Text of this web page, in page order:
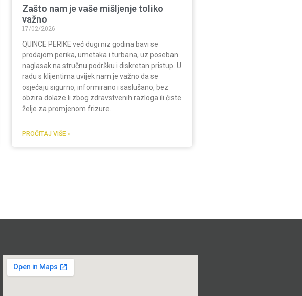
Zašto nam je vaše mišljenje toliko
važno
17/02/2026
QUINCE PERIKE već dugi niz godina bavi se
prodajom perika, umetaka i turbana, uz poseban
naglasak na stručnu podršku i diskretan pristup. U
radu s klijentima uvijek nam je važno da se
osjećaju sigurno, informirano i saslušano, bez
obzira dolaze li zbog zdravstvenih razloga ili čiste
želje za promjenom frizure.
PROČITAJ VIŠE »